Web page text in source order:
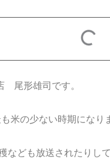
尾形雄司です。
米の少ない時期になり
なども放送されたりして